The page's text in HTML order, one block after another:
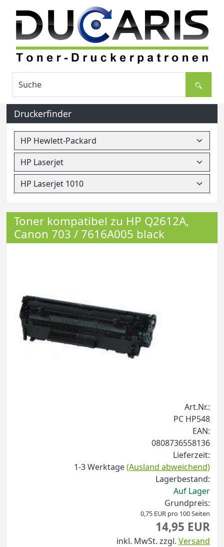
Druckerfinder
Toner kompatibel zu HP Q2612A,
Canon 703 / 7616A005 black
Art.Nr.:
PC HP548
EAN:
0808736558136
Lieferzeit:
1-3 Werktage(Ausland abweichend)
Lagerbestand:
Auf Lager
Grundpreis:
0,75 EUR pro 100 Seiten
14,95 EUR
inkl. MwSt. zzgl. Versand